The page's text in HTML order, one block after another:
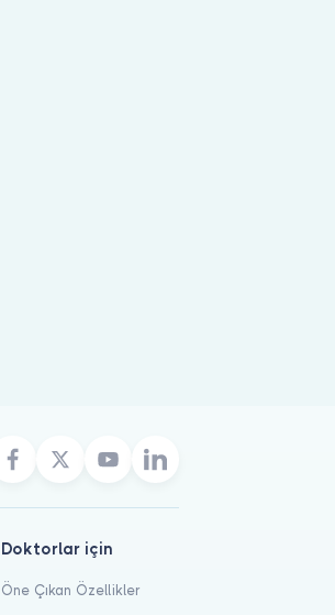
Doktorlar için
Öne Çıkan Özellikler